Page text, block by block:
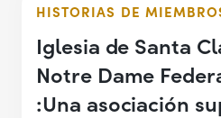
HISTORIAS DE
Iglesia de Santa
Notre Dame
:Una asociación